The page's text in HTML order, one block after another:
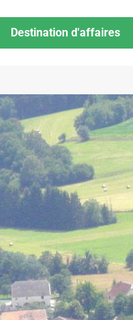
Destination d'affaires